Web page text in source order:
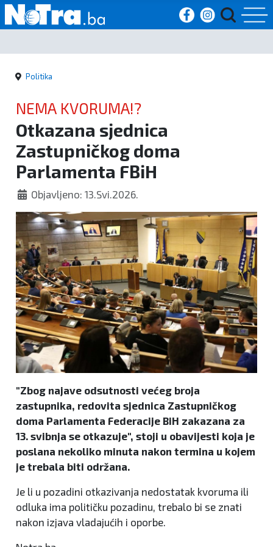
Početna
Vijesti
Sport
Kultura
Crna
kronika
Politika
Zanimljivosti
Politika
NEMA KVORUMA!?
Otkazana sjednica
Zastupničkog doma
Parlamenta FBiH
Objavljeno: 13.Svi.2026.
"Zbog najave odsutnosti većeg broja
zastupnika, redovita sjednica Zastupničkog
doma Parlamenta Federacije BiH zakazana za
13. svibnja se otkazuje", stoji u obavijesti koja je
poslana nekoliko minuta nakon termina u kojem
je trebala biti održana.
Je li u pozadini otkazivanja nedostatak kvoruma ili
odluka ima političku pozadinu, trebalo bi se znati
nakon izjava vladajućih i oporbe.